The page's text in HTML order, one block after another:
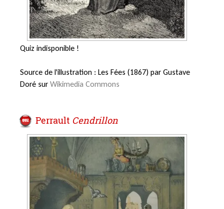
Quiz indisponible !
Source de l'illustration : Les Fées (1867) par Gustave
Doré sur Wikimedia Commons
Perrault Cendrillon